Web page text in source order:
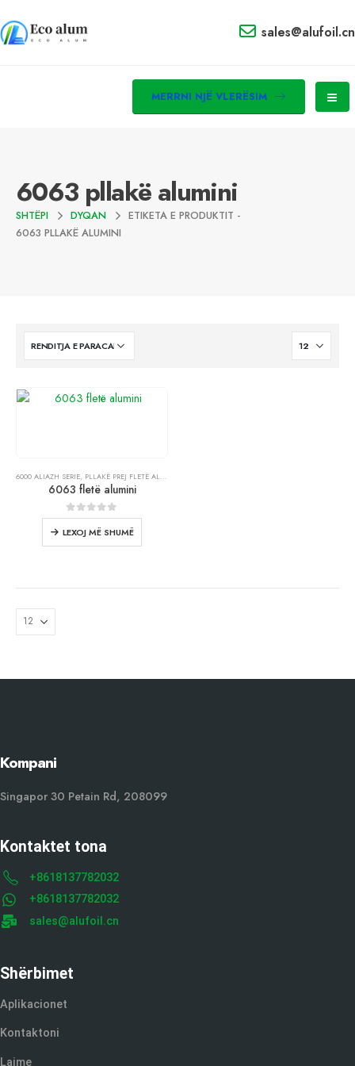
sales@alufoil.cn
MERRNI NJË VLERËSIM
6063 pllakë alumini
SHTËPI DYQAN
ETIKETA E PRODUKTIT -
6063 PLLAKË ALUMINI
6000 ALIAZH SERIE, PLLAKË PREJ FLETË ALUMINI
6063 fletë alumini
0jashtë 5
LEXOJ MË SHUMË
Kompani
Singapor 30 Petain Rd, 208099
Kontaktet tona
+8618137782032
+8618137782032
sales@alufoil.cn
Shërbimet
Aplikacionet
Kontaktoni
Lajme